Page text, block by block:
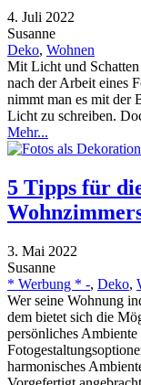
4. Juli 2022
Susanne
Deko, Wohnen
Mit Licht und Schatten
nach der Arbeit eines
nimmt man es mit der
Licht zu schreiben.
Mehr...
5 Tipps für
3. Mai 2022
Susanne
* Werbung * -, Deko,
Wer seine Wohnung
dem bietet sich die
persönliches
harmonisches